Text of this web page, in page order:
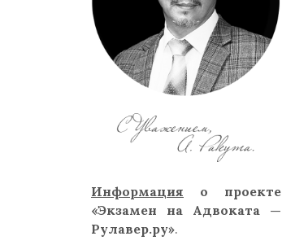
Информация о проекте
«Экзамен на Адвоката —
Рулавер.ру».